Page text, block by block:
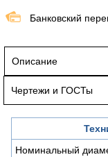
Банковский
Описание
Чертежи и ГОСТы
Номинальный